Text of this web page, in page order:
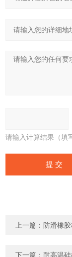
请输入计算结果（填
上一篇： 防滑橡
下一篇： 耐高温